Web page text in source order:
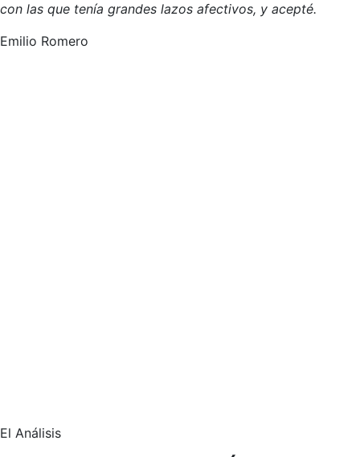
con las que tenía grandes lazos afectivos, y acepté.
Emilio Romero
El Análisis